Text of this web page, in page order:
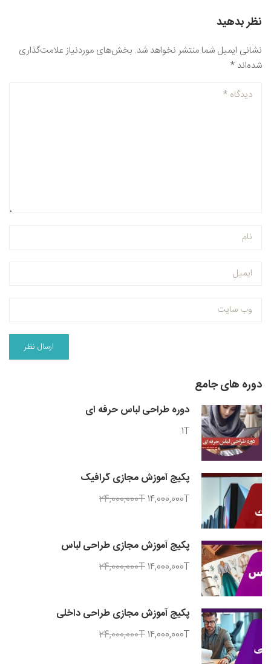
نظر بدهید
نشانی ایمیل شما منتشر نخواهد شد. بخش‌های موردنیاز علامت‌گذاری
شده‌اند *
دوره های جامع
دوره طراحی لباس حرفه ای
1T
پکیج آموزش مجازی گرافیک
24,000,000T14,000,000T
پکیج آموزش مجازی طراحی لباس
24,000,000T14,000,000T
پکیج آموزش مجازی طراحی داخلی
24,000,000T14,000,000T